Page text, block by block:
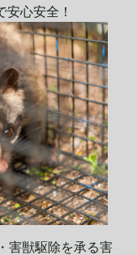
心安全！
害獣駆除を承る害